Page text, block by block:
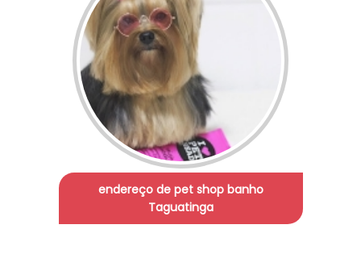
endereço de pet shop banho
Taguatinga